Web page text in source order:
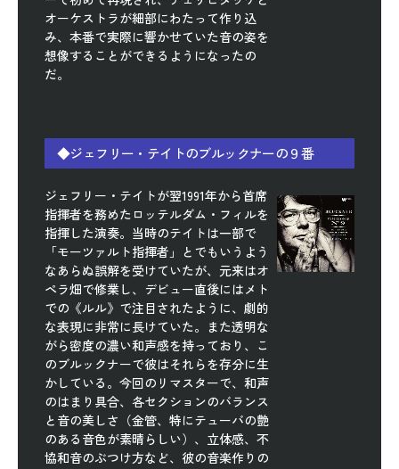
オーケストラが細部にわたって作り込
み、本番で実際に響かせていた音の姿を
想像することができるようになったの
だ。
◆ジェフリー・テイトのブルックナーの９番
ジェフリー・テイトが翌1991年から首席
指揮者を務めたロッテルダム・フィルを
指揮した演奏。当時のテイトは一部で
「モーツァルト指揮者」とでもいうよう
なあらぬ誤解を受けていたが、元来はオ
ペラ畑で修業し、デビュー直後にはメト
での《ルル》で注目されたように、劇的
な表現に非常に長けていた。また透明な
がら密度の濃い和声感を持っており、こ
のブルックナーで彼はそれらを存分に生
かしている。今回のリマスターで、和声
のはまり具合、各セクションのバランス
と音の美しさ（金管、特にテューバの艶
のある音色が素晴らしい）、立体感、不
協和音のぶつけ方など、彼の音楽作りの